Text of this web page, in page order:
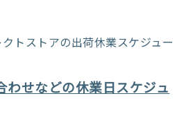
トストアの出荷休業スケジュー
せなどの休業日スケジュ